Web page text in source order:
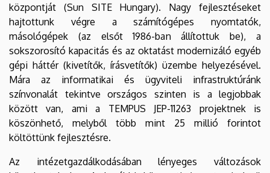
központját (Sun SITE Hungary). Nagy fejlesztéseket
hajtottunk végre a számítógépes nyomtatók,
másológépek (az elsőt 1986-ban állítottuk be), a
sokszorosító kapacitás és az oktatást modernizáló egyéb
gépi háttér (kivetítők, írásvetítők) üzembe helyezésével.
Mára az informatikai és ügyviteli infrastruktúránk
színvonalát tekintve országos szinten is a legjobbak
között van, ami a TEMPUS JEP-11263 projektnek is
köszönhető, melyből több mint 25 millió forintot
költöttünk fejlesztésre.
Az intézetgazdálkodásában lényeges változások